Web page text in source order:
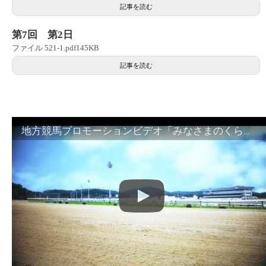
記事を読む
第7回 第2日
ファイル 521-1.pdf145KB
記事を読む
地方競馬プロモーションビデオ「みなさまのくらしのために」30秒篇｜NAR公式